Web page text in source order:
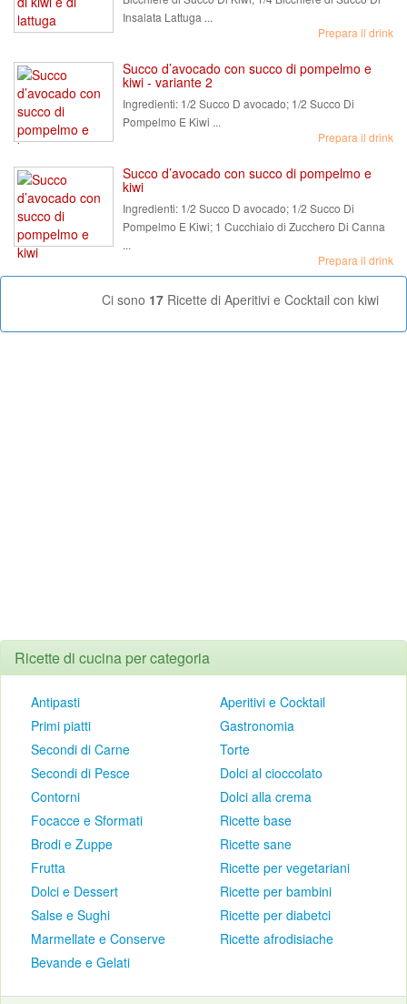
Insalata Lattuga ...
Prepara il drink
Succo d’avocado con succo di pompelmo e
kiwi - variante 2
Ingredienti: 1/2 Succo D avocado; 1/2 Succo Di
Pompelmo E Kiwi ...
Prepara il drink
Succo d’avocado con succo di pompelmo e
kiwi
Ingredienti: 1/2 Succo D avocado; 1/2 Succo Di
Pompelmo E Kiwi; 1 Cucchiaio di Zucchero Di Canna
...
Prepara il drink
Ci sono 17 Ricette di Aperitivi e Cocktail con kiwi
Ricette di cucina per categoria
Antipasti
Primi piatti
Secondi di Carne
Secondi di Pesce
Contorni
Focacce e Sformati
Brodi e Zuppe
Frutta
Dolci e Dessert
Salse e Sughi
Marmellate e Conserve
Bevande e Gelati
Aperitivi e Cocktail
Gastronomia
Torte
Dolci al cioccolato
Dolci alla crema
Ricette base
Ricette sane
Ricette per vegetariani
Ricette per bambini
Ricette per diabetci
Ricette afrodisiache